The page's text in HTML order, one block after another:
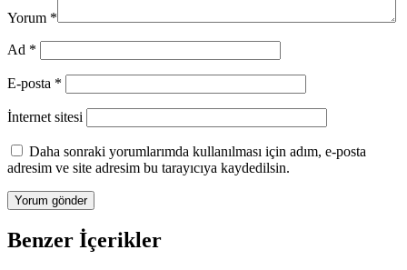
Yorum *
Ad *
E-posta *
İnternet sitesi
Daha sonraki yorumlarımda kullanılması için adım, e-posta
adresim ve site adresim bu tarayıcıya kaydedilsin.
Benzer İçerikler